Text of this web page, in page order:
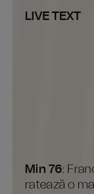
LIVE TEXT
Min 76:
ratează o